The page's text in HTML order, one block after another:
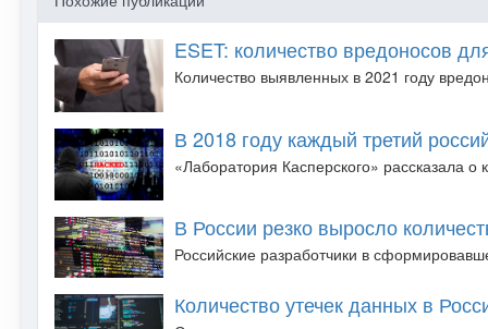
ESET: количество вредоносов
Количество выявленных в 2021 году
В 2018 году каждый третий
«Лаборатория Касперского» рассказала
В России резко выросло
Российские разработчики в
Количество утечек данных в